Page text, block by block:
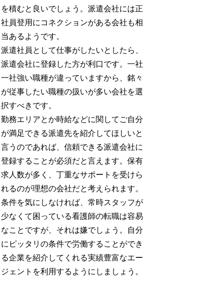
を積むと良いでしょう。派遣会社には正
社員登用にコネクションがある会社も相
当あるようです。
派遣社員として仕事がしたいとしたら、
派遣会社に登録した方が利口です。一社
一社強い職種が違っていますから、銘々
が従事したい職種の扱いが多い会社を選
択すべきです。
勤務エリアとか時給などに関してご自分
が満足できる派遣先を紹介してほしいと
言うのであれば、信頼できる派遣会社に
登録することが必須だと言えます。保有
求人数が多く、丁重なサポートを受けら
れるのが理想の会社だと考えられます。
条件を気にしなければ、常時スタッフが
少なくて困っている看護師の転職は容易
なことですが、それは嫌でしょう。自分
にピッタリの条件で労働することができ
る企業を紹介してくれる実績豊富なエー
ジェントを利用するようにしましょう。